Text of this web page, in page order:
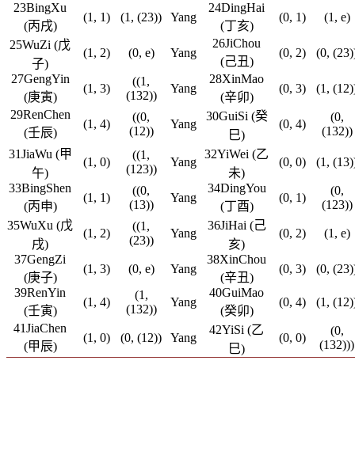
23BingXu
(丙戌)
(1, 1) (1, (23)) Yang
24DingHai
(丁亥)
(0, 1) (1, e)
25WuZi (戊
子)
(1, 2) (0, e) Yang
26JiChou
(己丑)
(0, 2)
(0,
27GengYin
(庚寅)
(1, 3)
((1,
(132))
Yang
28XinMao
(辛卯)
(0, 3)
(1,
29RenChen
(壬辰)
(1, 4)
((0,
(12))
Yang
30GuiSi (癸
巳)
(0, 4)
(0,
(132))
31JiaWu (甲
午)
(1, 0)
((1,
(123))
Yang
32YiWei (乙
未)
(0, 0)
(1,
33BingShen
(丙申)
(1, 1)
((0,
(13))
Yang
34DingYou
(丁酉)
(0, 1)
(0,
(123))
35WuXu (戊
戌)
(1, 2)
((1,
(23))
Yang
36JiHai (己
亥)
(0, 2)
(1, e)
37GengZi
(庚子)
(1, 3) (0, e) Yang
38XinChou
(辛丑)
(0, 3)
(0,
39RenYin
(壬寅)
(1, 4)
(1,
(132))
Yang
40GuiMao
(癸卯)
(0, 4)
(1,
41JiaChen
(甲辰)
(1, 0) (0, (12)) Yang
42YiSi (乙
巳)
(0, 0)
(0,
(132)))